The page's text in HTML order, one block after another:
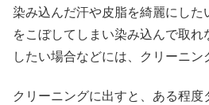
染み込んだ汗や皮脂を綺麗にした
をこぼしてしまい染み込んで取れ
したい場合などには、クリーニン
クリーニングに出すと、ある程